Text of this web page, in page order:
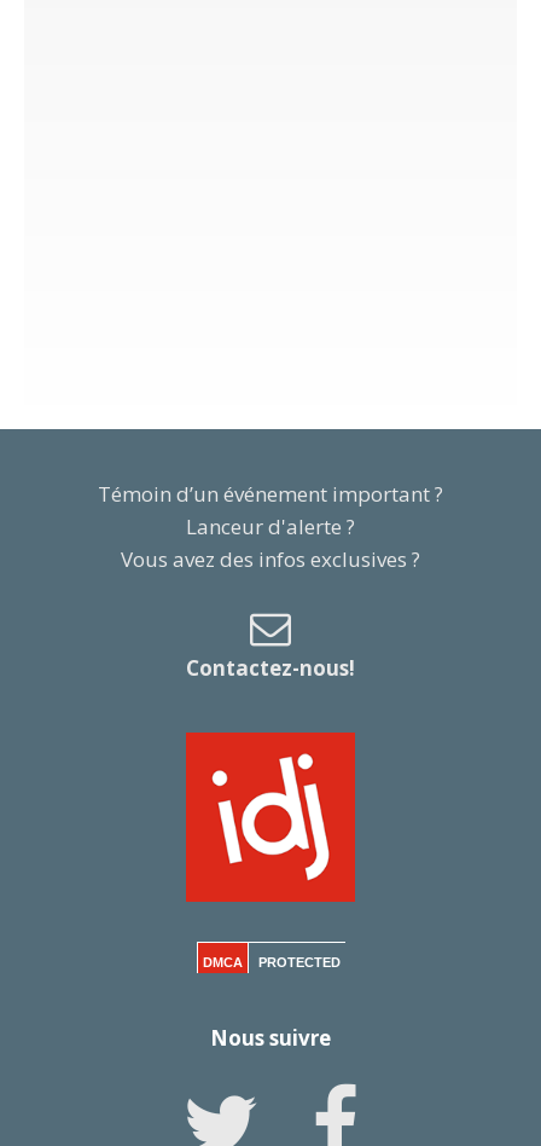
Témoin d’un événement important ?
Lanceur d'alerte ?
Vous avez des infos exclusives ?
Contactez-nous!
DMCA PROTECTED
Nous suivre